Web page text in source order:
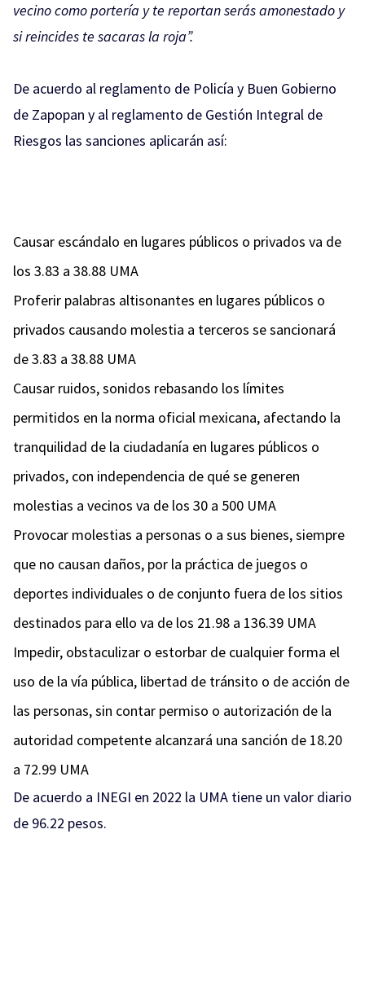
vecino como portería y te reportan serás amonestado y
si reincides te sacaras la roja”.
De acuerdo al reglamento de Policía y Buen Gobierno
de Zapopan y al reglamento de Gestión Integral de
Riesgos las sanciones aplicarán así:
Causar escándalo en lugares públicos o privados va de
los 3.83 a 38.88 UMA
Proferir palabras altisonantes en lugares públicos o
privados causando molestia a terceros se sancionará
de 3.83 a 38.88 UMA
Causar ruidos, sonidos rebasando los límites
permitidos en la norma oficial mexicana, afectando la
tranquilidad de la ciudadanía en lugares públicos o
privados, con independencia de qué se generen
molestias a vecinos va de los 30 a 500 UMA
Provocar molestias a personas o a sus bienes, siempre
que no causan daños, por la práctica de juegos o
deportes individuales o de conjunto fuera de los sitios
destinados para ello va de los 21.98 a 136.39 UMA
Impedir, obstaculizar o estorbar de cualquier forma el
uso de la vía pública, libertad de tránsito o de acción de
las personas, sin contar permiso o autorización de la
autoridad competente alcanzará una sanción de 18.20
a 72.99 UMA
De acuerdo a INEGI en 2022 la UMA tiene un valor diario
de 96.22 pesos.